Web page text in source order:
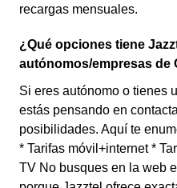
recargas mensuales.
¿Qué opciones tiene
autónomos/empresas de
Si eres autónomo o tienes
estás pensando en
posibilidades. Aquí te
* Tarifas móvil+internet *
TV No busques en la web